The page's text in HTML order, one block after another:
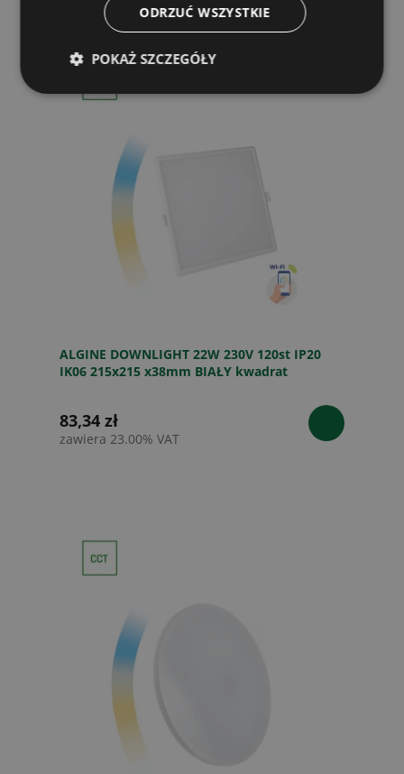
ALGINE DOWNLIGHT 22W 230V 120st IP20
IK06 215x215 x38mm BIAŁY kwadrat
83,34 zł
zawiera 23.00% VAT
ODRZUĆ WSZYSTKIE
POKAŻ SZCZEGÓŁY